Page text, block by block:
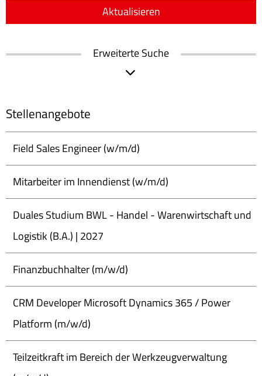
Aktualisieren
Erweiterte Suche
Stellenangebote
Field Sales Engineer (w/m/d)
Mitarbeiter im Innendienst (w/m/d)
Duales Studium BWL - Handel - Warenwirtschaft und
Logistik (B.A.) | 2027
Finanzbuchhalter (m/w/d)
CRM Developer Microsoft Dynamics 365 / Power
Platform (m/w/d)
Teilzeitkraft im Bereich der Werkzeugverwaltung